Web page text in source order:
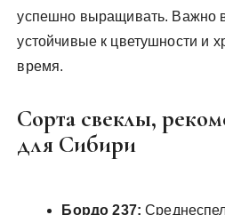
успешно выращивать. Важно
устойчивые к цветушности и
время.
Сорта свеклы,
для Сибири
Бордо 237: